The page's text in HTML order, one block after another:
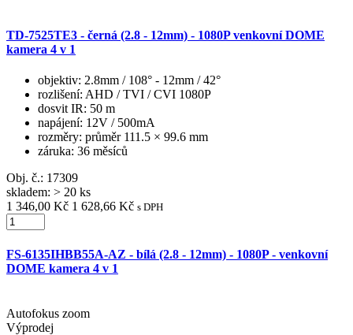
TD-7525TE3 - černá (2.8 - 12mm) - 1080P venkovní DOME
kamera 4 v 1
objektiv: 2.8mm / 108° - 12mm / 42°
rozlišení: AHD / TVI / CVI 1080P
dosvit IR: 50 m
napájení: 12V / 500mA
rozměry: průměr 111.5 × 99.6 mm
záruka: 36 měsíců
Obj. č.: 17309
skladem: > 20 ks
1 346,00 Kč 1 628,66 Kč s DPH
FS-6135IHBB55A-AZ - bílá (2.8 - 12mm) - 1080P - venkovní
DOME kamera 4 v 1
Autofokus zoom
Výprodej